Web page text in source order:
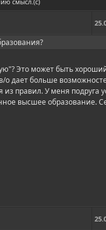
Это может быть
о дает больше
из правил. У меня подруга
высшее образование.